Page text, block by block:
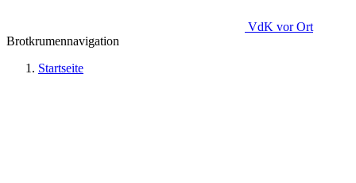
VdK vor Ort
Brotkrumennavigation
Startseite